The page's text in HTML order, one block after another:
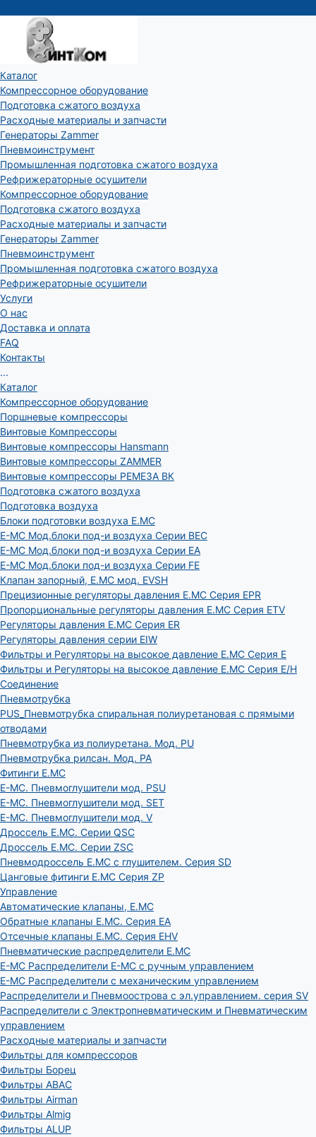
Каталог
Компрессорное оборудование
Подготовка сжатого воздуха
Расходные материалы и запчасти
Генераторы Zammer
Пневмоинструмент
Промышленная подготовка сжатого воздуха
Рефрижераторные осушители
Компрессорное оборудование
Подготовка сжатого воздуха
Расходные материалы и запчасти
Генераторы Zammer
Пневмоинструмент
Промышленная подготовка сжатого воздуха
Рефрижераторные осушители
Услуги
О нас
Доставка и оплата
FAQ
Контакты
...
Каталог
Компрессорное оборудование
Поршневые компрессоры
Винтовые Компрессоры
Винтовые компрессоры Hansmann
Винтовые компрессоры ZAMMER
Винтовые компрессоры РЕМЕЗА ВК
Подготовка сжатого воздуха
Подготовка воздуха
Блоки подготовки воздуха E.MC
E-MC Мод.блоки под-и воздуха Серии BEC
E-MC Мод.блоки под-и воздуха Серии EA
E-MC Мод.блоки под-и воздуха Серии FE
Клапан запорный, E.MC мод. EVSH
Прецизионные регуляторы давления E.MC Серия EPR
Пропорциональные регуляторы давления E.MC Серия ETV
Регуляторы давления E.MC Серия ER
Регуляторы давления серии EIW
Фильтры и Регуляторы на высокое давление E.MC Серия E
Фильтры и Регуляторы на высокое давление E.MC Серия E/H
Соединение
Пневмотрубка
PUS_Пневмотрубка спиральная полиуретановая с прямыми
отводами
Пневмотрубка из полиуретана. Мод. РU
Пневмотрубка рилсан. Мод. PA
Фитинги E.MC
E-MC. Пневмоглушители мод. PSU
E-MC. Пневмоглушители мод. SET
E-MC. Пневмоглушители мод. V
Дроссель E.MC. Серии QSC
Дроссель E.MC. Серии ZSC
Пневмодроссель E.MC с глушителем. Серия SD
Цанговые фитинги E.MC Серия ZP
Управление
Автоматические клапаны, Е.МС
Обратные клапаны E.MC. Серия EA
Отсечные клапаны E.MC. Серия EHV
Пневматические распределители E.MC
E-MC Распределители E-MC с ручным управлением
E-MC Распределители с механическим управлением
Распределители и Пневмоострова с эл.управлением. серия SV
Распределители с Электропневматическим и Пневматическим
управлением
Расходные материалы и запчасти
Фильтры для компрессоров
Фильтры Борец
Фильтры ABAC
Фильтры Airman
Фильтры Almig
Фильтры ALUP